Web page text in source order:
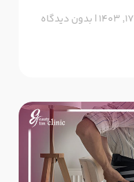
بدون دیدگاه